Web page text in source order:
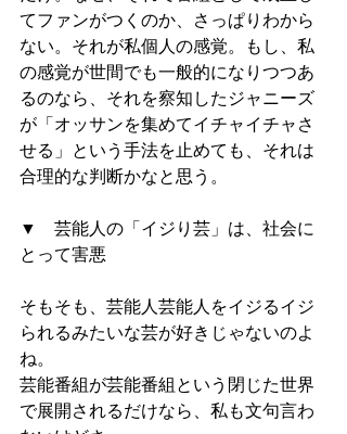
てファンがつくのか、さっぱりわから
ない。それが私個人の感覚。もし、私
の感覚が世間でも一般的になりつつあ
るのなら、それを察知したジャニーズ
が「オッサンを集めてイチャイチャさ
せる」という手法を止めても、それは
合理的な判断かなと思う。
▼　芸能人の「イジり芸」は、社会に
とって害悪
そもそも、芸能人芸能人をイジるイジ
られるみたいな芸が好きじゃないのよ
ね。
芸能番組が芸能番組という閉じた世界
で展開されるだけなら、私も文句言わ